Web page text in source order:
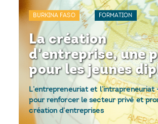
BURKINA FASO FORMATION
La création
d'entreprise, une
pour les jeunes
L’entrepreneuriat et l’intrapreneuriat
pour renforcer le secteur privé et
création d’entreprises